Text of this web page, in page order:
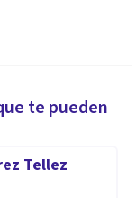
te pueden
Tellez